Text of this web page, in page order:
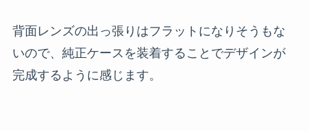
背面レンズの出っ張りはフラットになりそうもな
いので、純正ケースを装着することでデザインが
完成するように感じます。